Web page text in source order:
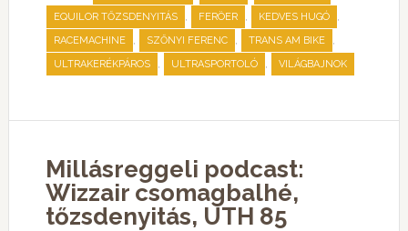
EQUILOR TŐZSDENYITÁS , FERÖER , KEDVES HUGÓ ,
RACEMACHINE , SZŐNYI FERENC , TRANS AM BIKE ,
ULTRAKERÉKPÁROS , ULTRASPORTOLÓ , VILÁGBAJNOK
Millásreggeli podcast:
Wizzair csomagbalhé,
tőzsdenyitás, UTH 85